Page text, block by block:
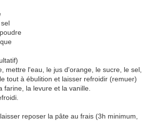
mettre l'eau, le jus d'orange, le sucre, le sel,
tout à ébulition et laisser refroidir (remuer)
farine, la levure et la vanille.
reposer la pâte au frais (3h minimum,